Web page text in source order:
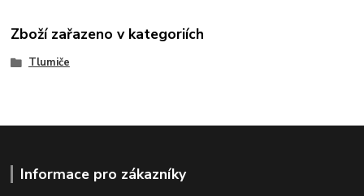
Zboží zařazeno v kategoriích
Tlumiče
Informace pro zákazníky